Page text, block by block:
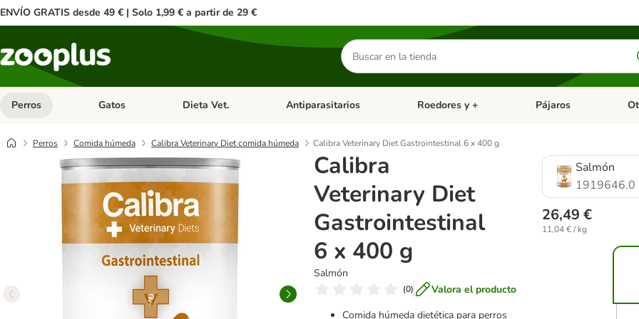
ENVÍO GRATIS desde 49 € | Solo 1,99 € a partir de 29 €
Buscar
productos
Perros Menú de categoria abierto: Perros
Gatos Menú de categoria abierto: Gatos
Dieta Vet. Menú de categoria abierto: Dieta Vet.
Antiparasitarios Menú de categoria abierto: Antiparasitarios
Roedores y + Menú de categoria
Pájaros
Perros Comida húmeda Calibra Veterinary Diet comida húmeda Calibra Veterinary Diet Gastrointestinal 6 x 400 g
Calibra
Veterinary Diet
Gastrointestinal
6 x 400 g
Salmón
(0)
Valora el producto
Comida húmeda dietética para perros
Salmón
1919646.0
26,49 €
11,04 € / kg